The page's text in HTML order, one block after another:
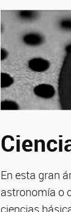
En esta gran
astronomía o